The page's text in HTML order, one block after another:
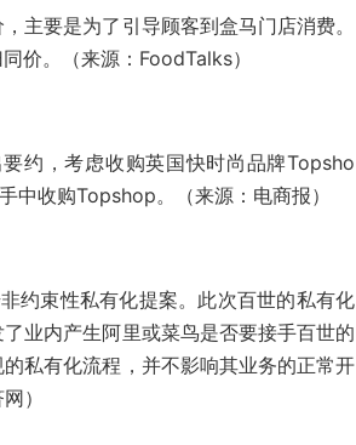
主要是为了引导顾客到盒马门店消费。
价。（来源：FoodTalks）
约，考虑收购英国快时尚品牌Topsho
收购Topshop。（来源：电商报）
约束性私有化提案。此次百世的私有化
业内产生阿里或菜鸟是否要接手百世的
私有化流程，并不影响其业务的正常开
）